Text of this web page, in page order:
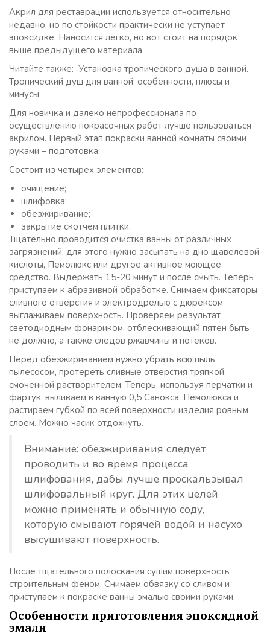
Акрил для реставрации используется относительно
недавно, но по стойкости практически не уступает
эпоксидке. Наносится легко, но вот стоит на порядок
выше предыдущего материала.
Читайте также: Установка тропического душа в ванной.
Тропический душ для ванной: особенности, плюсы и
минусы
Для новичка и далеко непрофессионала по
осуществлению покрасочных работ лучше пользоваться
акрилом. Первый этап покраски ванной комнаты своими
руками – подготовка.
Состоит из четырех элементов:
очищение;
шлифовка;
обезжиривание;
закрытие скотчем плитки.
Тщательно проводится очистка ванны от различных
загрязнений, для этого нужно засыпать на дно щавелевой
кислоты, Пемолюкс или другое активное моющее
средство. Выдержать 15-20 минут и после смыть. Теперь
приступаем к абразивной обработке. Снимаем фиксаторы
сливного отверстия и электродрелью с дюрексом
выглаживаем поверхность. Проверяем результат
светодиодным фонариком, отблескивающий пятен быть
не должно, а также следов ржавчины и потеков.
Перед обезжириванием нужно убрать всю пыль
пылесосом, протереть сливные отверстия тряпкой,
смоченной растворителем. Теперь, используя перчатки и
фартук, выливаем в ванную 0,5 Санокса, Пемолюкса и
растираем губкой по всей поверхности изделия ровным
слоем. Можно часик отдохнуть.
Внимание: обезжиривания следует
проводить и во время процесса
шлифования, дабы лучше проскальзывал
шлифовальный круг. Для этих целей
можно применять и обычную соду,
которую смывают горячей водой и насухо
высушивают поверхность.
После тщательного полоскания сушим поверхность
строительным феном. Снимаем обвязку со сливом и
приступаем к покраске ванны эмалью своими руками.
Особенности приготовления эпоксидной
эмали